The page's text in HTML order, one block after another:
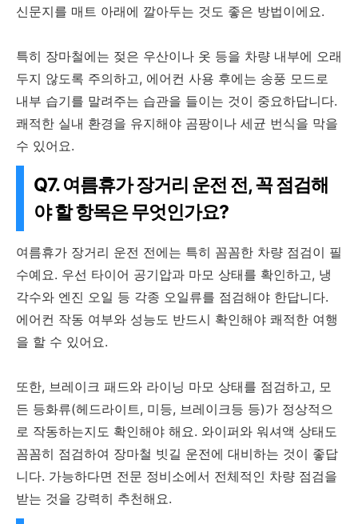
신문지를 매트 아래에 깔아두는 것도 좋은 방법이에요.
특히 장마철에는 젖은 우산이나 옷 등을 차량 내부에 오래
두지 않도록 주의하고, 에어컨 사용 후에는 송풍 모드로
내부 습기를 말려주는 습관을 들이는 것이 중요하답니다.
쾌적한 실내 환경을 유지해야 곰팡이나 세균 번식을 막을
수 있어요.
Q7. 여름휴가 장거리 운전 전, 꼭 점검해
야 할 항목은 무엇인가요?
여름휴가 장거리 운전 전에는 특히 꼼꼼한 차량 점검이 필
수예요. 우선 타이어 공기압과 마모 상태를 확인하고, 냉
각수와 엔진 오일 등 각종 오일류를 점검해야 한답니다.
에어컨 작동 여부와 성능도 반드시 확인해야 쾌적한 여행
을 할 수 있어요.
또한, 브레이크 패드와 라이닝 마모 상태를 점검하고, 모
든 등화류(헤드라이트, 미등, 브레이크등 등)가 정상적으
로 작동하는지도 확인해야 해요. 와이퍼와 워셔액 상태도
꼼꼼히 점검하여 장마철 빗길 운전에 대비하는 것이 좋답
니다. 가능하다면 전문 정비소에서 전체적인 차량 점검을
받는 것을 강력히 추천해요.